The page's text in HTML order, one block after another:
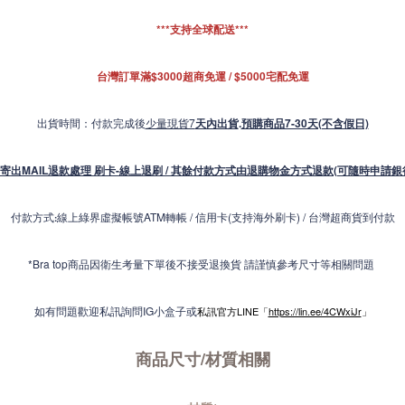
***支持全球配送***
台灣訂單滿$3000超商免運 / $5000宅配免運
出貨時間：付款完成後少量現貨7天內出貨.預購商品7-30天(不含假日)
出MAIL退款處理 刷卡-線上退刷 / 其餘付款方式由退購物金方式退款(可隨時申請
付款方式:線上綠界虛擬帳號ATM轉帳 / 信用卡(支持海外刷卡) / 台灣超商貨到付款
*Bra top商品因衛生考量下單後不接受退換貨 請謹慎參考尺寸等相關問題
如有問題歡迎私訊詢問IG小盒子或私訊官方LINE「https://lin.ee/4CWxiJr」
商品尺寸/材質相關